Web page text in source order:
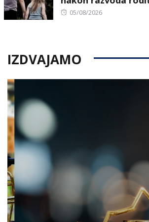
Posted
05/08/2026
IZDVAJAMO